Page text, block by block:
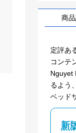
商
定評あ
コンテ
Nguyet
るよう
ベッド
新